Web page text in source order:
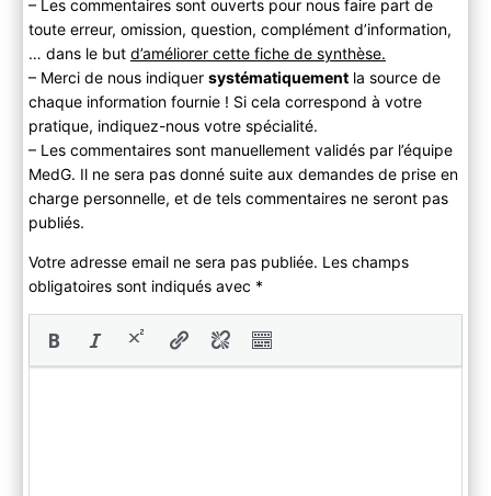
– Les commentaires sont ouverts pour nous faire part de
toute erreur, omission, question, complément d’information,
… dans le but d’améliorer cette fiche de synthèse.
– Merci de nous indiquer systématiquementla source de
chaque information fournie ! Si cela correspond à votre
pratique, indiquez-nous votre spécialité.
– Les commentaires sont manuellement validés par l’équipe
MedG. Il ne sera pas donné suite aux demandes de prise en
charge personnelle, et de tels commentaires ne seront pas
publiés.
Votre adresse email ne sera pas publiée. Les champs
obligatoires sont indiqués avec *